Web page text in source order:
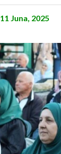
11 Juna, 2025